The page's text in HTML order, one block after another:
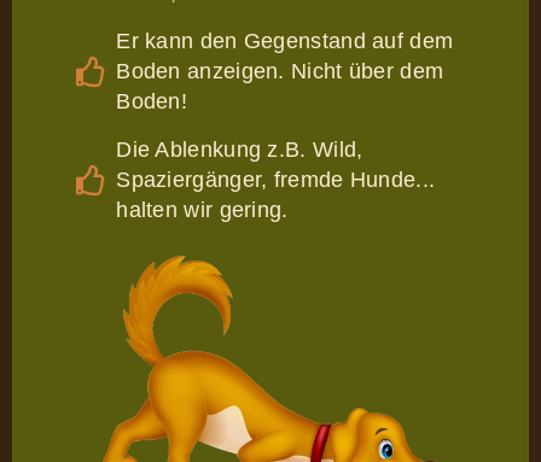
Er kann den Gegenstand auf dem
Boden anzeigen. Nicht über dem
Boden!
Die Ablenkung z.B. Wild,
Spaziergänger, fremde Hunde...
halten wir gering.